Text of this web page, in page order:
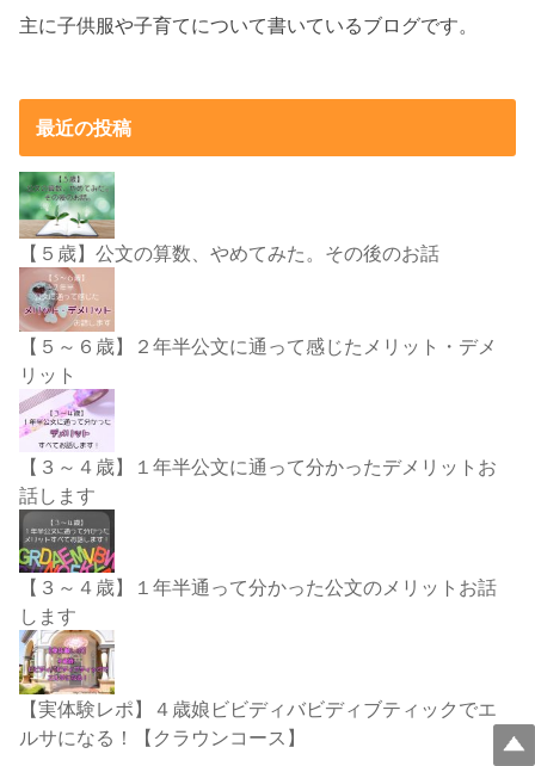
主に子供服や子育てについて書いているブログです。
最近の投稿
【５歳】公文の算数、やめてみた。その後のお話
【５～６歳】２年半公文に通って感じたメリット・デメ
リット
【３～４歳】１年半公文に通って分かったデメリットお
話します
【３～４歳】１年半通って分かった公文のメリットお話
します
【実体験レポ】４歳娘ビビディバビディブティックでエ
ルサになる！【クラウンコース】